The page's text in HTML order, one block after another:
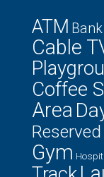
ATM Bank
Cable
Coffee
Area
Gym